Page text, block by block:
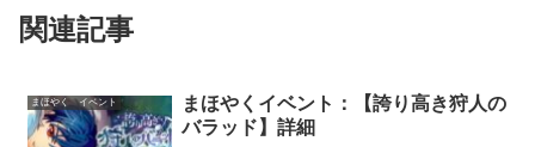
関連記事
まほやく イベント
まほやくイベント：【誇り高き狩人の
バラッド】詳細